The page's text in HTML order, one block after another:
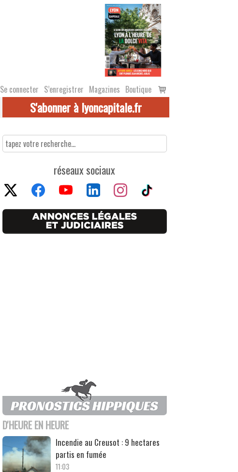
Se connecter S’enregistrer Magazines Boutique
Voir
le
S'abonner à lyoncapitale.fr
réseaux sociaux
D'HEURE EN HEURE
Incendie au Creusot : 9 hectares
partis en fumée
11:03